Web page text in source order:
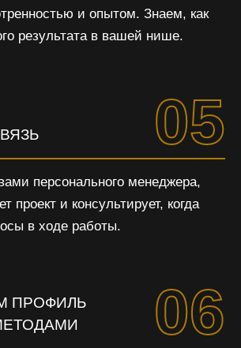
и опытом. Знаем, как
результата в вашей нише.
05
персонального менеджера,
проект и консультирует, когда
в ходе работы.
ПРОФИЛЬ
06